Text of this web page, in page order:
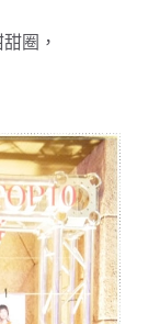
圈，